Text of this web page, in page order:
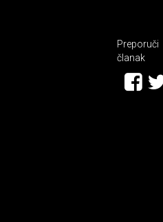
Preporuči
članak